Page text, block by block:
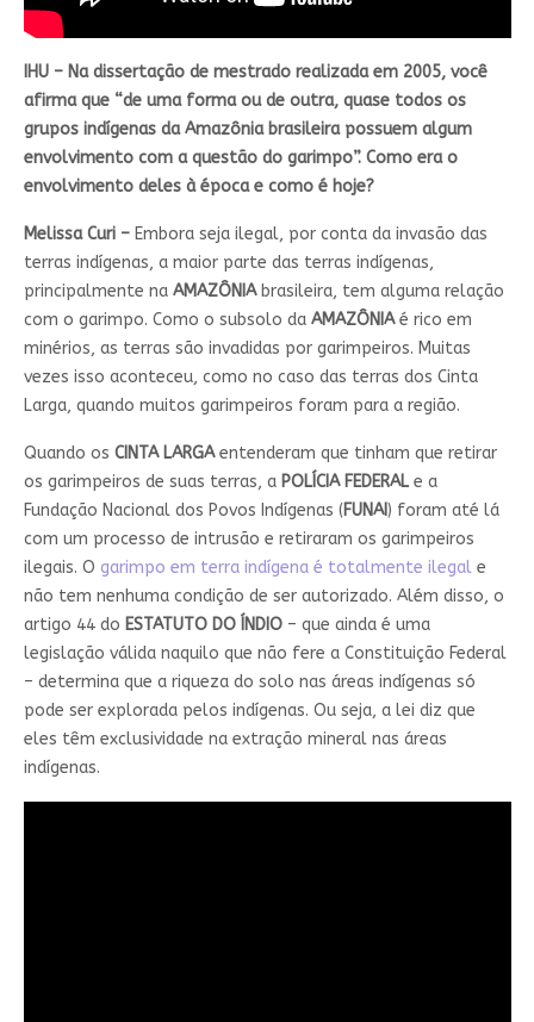
IHU – Na dissertação de mestrado realizada em 2005, você
afirma que “de uma forma ou de outra, quase todos os
grupos indígenas da Amazônia brasileira possuem algum
envolvimento com a questão do garimpo”. Como era o
envolvimento deles à época e como é hoje?
Melissa Curi – Embora seja ilegal, por conta da invasão das
terras indígenas, a maior parte das terras indígenas,
principalmente na AMAZÔNIAbrasileira, tem alguma relação
com o garimpo. Como o subsolo da AMAZÔNIAé rico em
minérios, as terras são invadidas por garimpeiros. Muitas
vezes isso aconteceu, como no caso das terras dos Cinta
Larga, quando muitos garimpeiros foram para a região.
Quando os CINTA LARGAentenderam que tinham que retirar
os garimpeiros de suas terras, a POLÍCIA FEDERALe a
Fundação Nacional dos Povos Indígenas (FUNAI) foram até lá
com um processo de intrusão e retiraram os garimpeiros
ilegais. O garimpo em terra indígena é totalmente ilegale
não tem nenhuma condição de ser autorizado. Além disso, o
artigo 44 do ESTATUTO DO ÍNDIO– que ainda é uma
legislação válida naquilo que não fere a Constituição Federal
– determina que a riqueza do solo nas áreas indígenas só
pode ser explorada pelos indígenas. Ou seja, a lei diz que
eles têm exclusividade na extração mineral nas áreas
indígenas.